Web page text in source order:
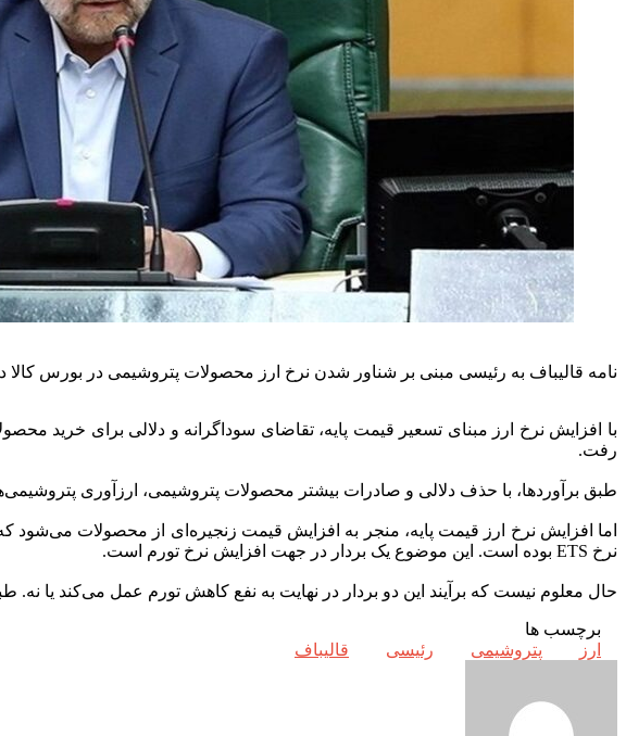
نامه قالیباف به رئیسی مبنی بر شناور شدن نرخ ارز محصولات پتروشیمی در بورس
رفت.
طبق برآوردها، با حذف دلالی و صادرات بیشتر محصولات پتروشیمی، ارزآوری
نرخ ETS بوده است. این موضوع یک بردار در جهت افزایش نرخ تورم است.
حال معلوم نیست که برآیند این دو بردار در نهایت به نفع کاهش تورم عمل می‌کند یا
برچسب ها
ارز
پتروشیمی رئیسی قالیباف